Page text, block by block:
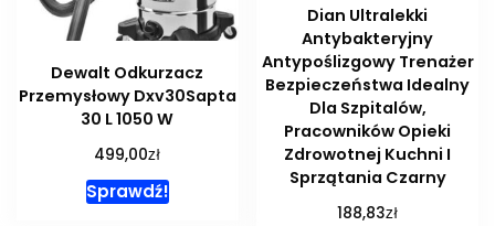
Dewalt Odkurzacz
Przemysłowy Dxv30Sapta
30 L 1050 W
499,00zł
Sprawdź!
Dian Ultralekki
Antybakteryjny
Antypoślizgowy Trenażer
Bezpieczeństwa Idealny
Dla Szpitalów,
Pracowników Opieki
Zdrowotnej Kuchni I
Sprzątania Czarny
188,83zł